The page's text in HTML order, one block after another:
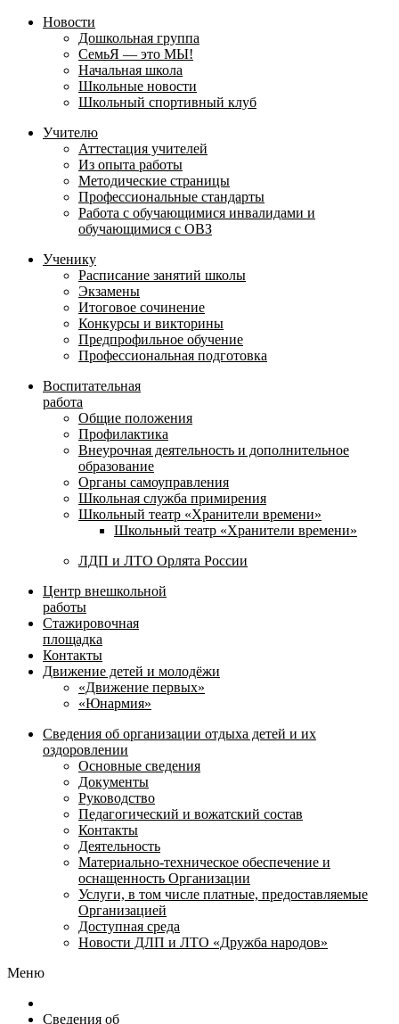
Новости
Дошкольная группа
СемьЯ — это МЫ!
Начальная школа
Школьные новости
Школьный спортивный клуб
Учителю
Аттестация учителей
Из опыта работы
Методические страницы
Профессиональные стандарты
Работа с обучающимися инвалидами и
обучающимися с ОВЗ
Ученику
Расписание занятий школы
Экзамены
Итоговое сочинение
Конкурсы и викторины
Предпрофильное обучение
Профессиональная подготовка
Воспитательная
работа
Общие положения
Профилактика
Внеурочная деятельность и дополнительное
образование
Органы самоуправления
Школьная служба примирения
Школьный театр «Хранители времени»
Школьный театр «Хранители времени»
ЛДП и ЛТО Орлята России
Центр внешкольной
работы
Стажировочная
площадка
Контакты
Движение детей и молодёжи
«Движение первых»
«Юнармия»
Сведения об организации отдыха детей и их
оздоровлении
Основные сведения
Документы
Руководство
Педагогический и вожатский состав
Контакты
Деятельность
Материально-техническое обеспечение и
оснащенность Организации
Услуги, в том числе платные, предоставляемые
Организацией
Доступная среда
Новости ДЛП и ЛТО «Дружба народов»
Меню
Сведения об